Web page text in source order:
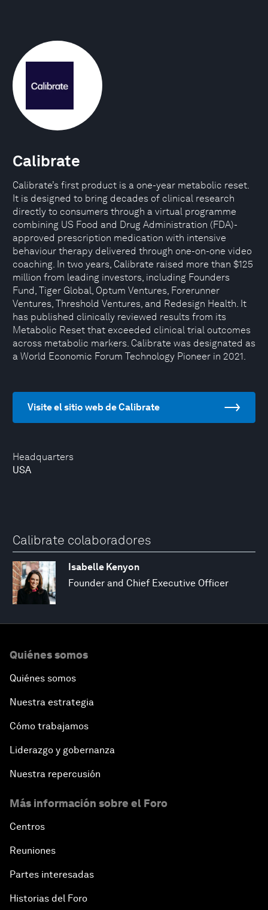
Headquarters
USA
Calibrate
Calibrate’s first product is a one-year metabolic reset.
It is designed to bring decades of clinical research
directly to consumers through a virtual programme
combining US Food and Drug Administration (FDA)-
approved prescription medication with intensive
behaviour therapy delivered through one-on-one video
coaching. In two years, Calibrate raised more than $125
million from leading investors, including Founders
Fund, Tiger Global, Optum Ventures, Forerunner
Ventures, Threshold Ventures, and Redesign Health. It
has published clinically reviewed results from its
Metabolic Reset that exceeded clinical trial outcomes
across metabolic markers. Calibrate was designated as
a World Economic Forum Technology Pioneer in 2021.
Visite el sitio web de Calibrate
Calibrate colaboradores
Isabelle Kenyon
Founder and Chief Executive Officer
Quiénes somos
Quiénes somos
Nuestra estrategia
Cómo trabajamos
Liderazgo y gobernanza
Nuestra repercusión
Más información sobre el Foro
Centros
Reuniones
Partes interesadas
Historias del Foro